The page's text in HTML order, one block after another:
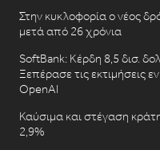
Στην κυκλοφορία ο νέος
μετά από 26 χρόνια
SoftBank: Κέρδη 8,5 δισ.
Ξεπέρασε τις εκτιμήσεις
OpenAI
Καύσιμα και στέγαση
2,9%